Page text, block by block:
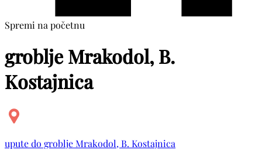
Spremi na početnu
groblje Mrakodol, B.
Kostajnica
upute do groblje Mrakodol, B. Kostajnica